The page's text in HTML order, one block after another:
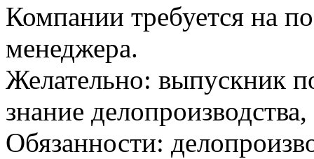
Компании требуется на
менеджера.
Желательно: выпускник
знание
Обязанности: